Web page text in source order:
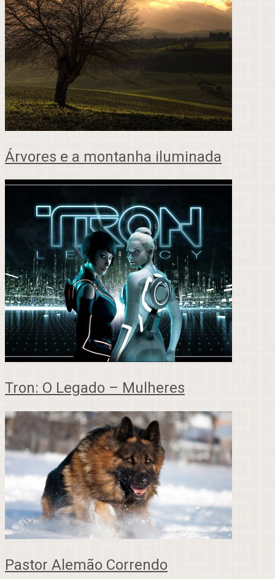
Árvores e a montanha iluminada
Tron: O Legado – Mulheres
Pastor Alemão Correndo